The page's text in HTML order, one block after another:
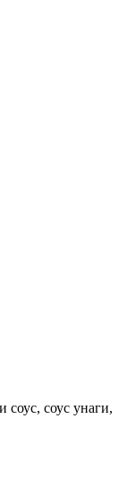
соус, соус унаги,